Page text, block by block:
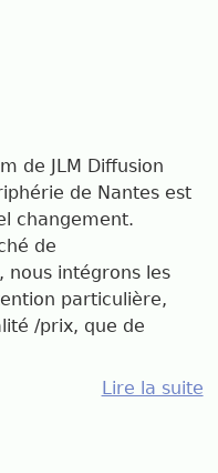
de JLM Diffusion
de Nantes est
changement.
de
nous intégrons les
particulière,
/prix, que de
Lire la suite